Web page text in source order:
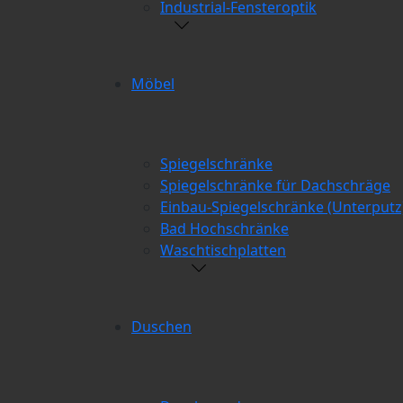
Industrial-Fensteroptik
Möbel
Spiegelschränke
Spiegelschränke für Dachschräge
Einbau-Spiegelschränke
Bad Hochschränke
Waschtischplatten
Duschen